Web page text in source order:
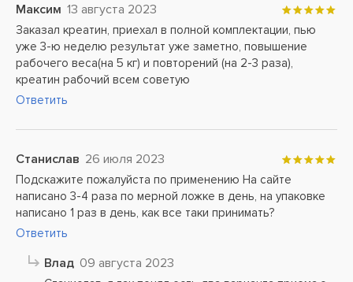
Максим 13 августа 2023
Заказал креатин, приехал в полной комплектации, пью
уже 3-ю неделю результат уже заметно, повышение
рабочего веса(на 5 кг) и повторений (на 2-3 раза),
креатин рабочий всем советую
Ответить
Станислав 26 июля 2023
Подскажите пожалуйста по применению На сайте
написано 3-4 раза по мерной ложке в день, на упаковке
написано 1 раз в день, как все таки принимать?
Ответить
Влад 09 августа 2023